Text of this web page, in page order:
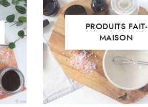
PRODUITS FAIT-
MAISON